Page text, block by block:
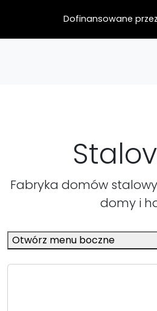
Dofinansowane
Fabryka domów
domy i
Otwórz menu boczne